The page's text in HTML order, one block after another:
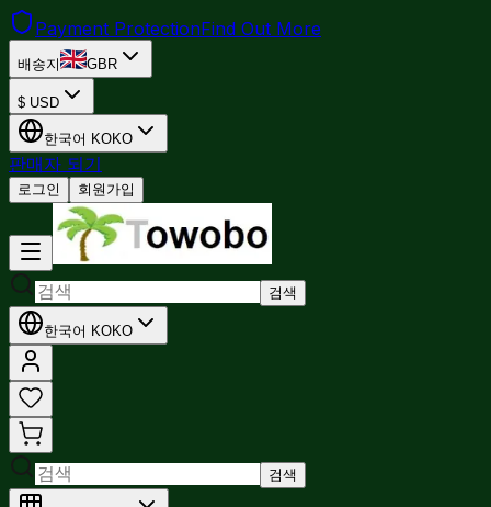
Payment ProtectionFind Out More
배송지 GBR
$ USD
한국어 KOKO
판매자 되기
로그인 회원가입
검색
한국어 KOKO
검색